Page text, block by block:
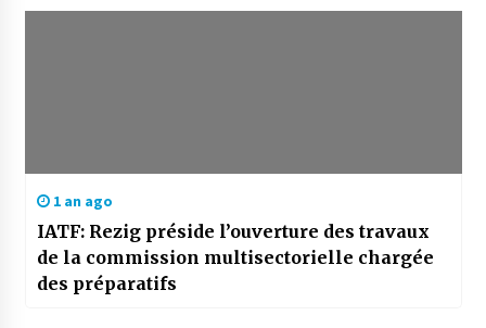
1 an ago
IATF: Rezig préside l’ouverture des travaux
de la commission multisectorielle chargée
des préparatifs